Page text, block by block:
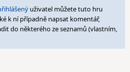
uživatel můžete tuto hru
k ní případně napsat komentář,
do některého ze seznamů (vlastním,